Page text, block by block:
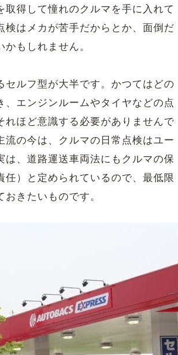
得して憧れのクルマを手に入れて
検はメカが苦手だからとか、面倒だ
もしれません。
ルフ型が大半です。かつてはどの
エンジンルームやタイヤなどの点
ほど意識する必要がありませんで
の今は、クルマの日常点検はユー
、道路運送車両法にもクルマの保
）と定められているので、最低限
きたいものです。